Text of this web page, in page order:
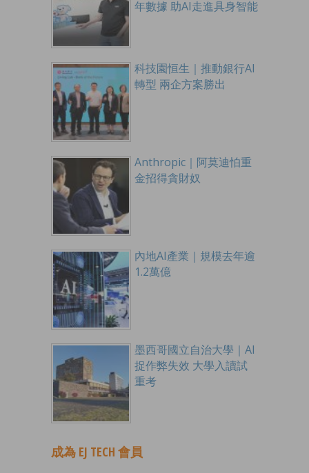
年數據 助AI走進具身智能
科技園恒生｜推動銀行AI
轉型 兩企方案勝出
Anthropic｜阿莫迪怕重
金招得貪財奴
內地AI產業｜規模去年逾
1.2萬億
墨西哥國立自治大學｜AI
捉作弊失效 大學入讀試
重考
成為 EJ TECH 會員